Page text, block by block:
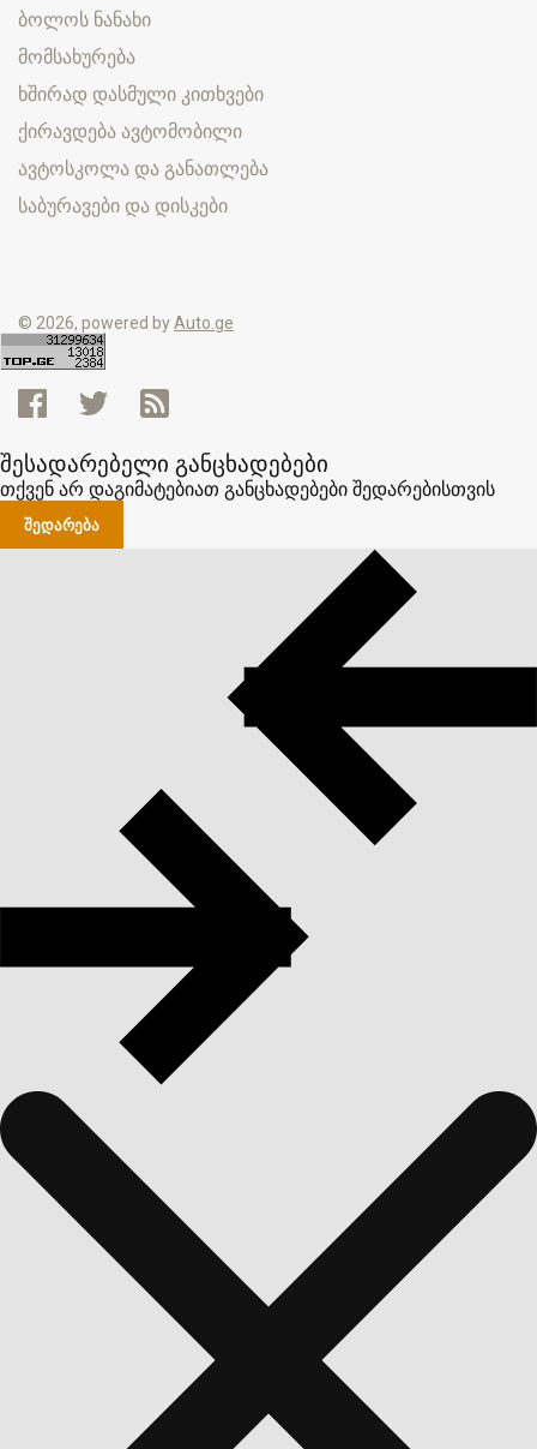
ბოლოს ნანახი
მომსახურება
ხშირად დასმული კითხვები
ქირავდება ავტომობილი
ავტოსკოლა და განათლება
საბურავები და დისკები
© 2026, powered byAuto.ge
შესადარებელი განცხადებები
თქვენ არ დაგიმატებიათ განცხადებები შედარებისთვის
ᲨᲔᲓᲐᲠᲔᲑᲐ